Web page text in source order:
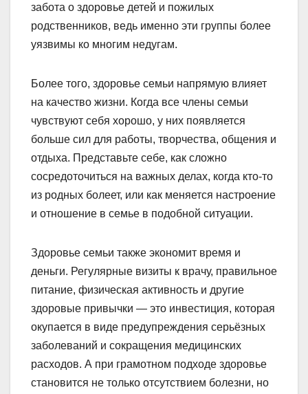
забота о здоровье детей и пожилых
родственников, ведь именно эти группы более
уязвимы ко многим недугам.
Более того, здоровье семьи напрямую влияет
на качество жизни. Когда все члены семьи
чувствуют себя хорошо, у них появляется
больше сил для работы, творчества, общения и
отдыха. Представьте себе, как сложно
сосредоточиться на важных делах, когда кто-то
из родных болеет, или как меняется настроение
и отношение в семье в подобной ситуации.
Здоровье семьи также экономит время и
деньги. Регулярные визиты к врачу, правильное
питание, физическая активность и другие
здоровые привычки — это инвестиция, которая
окупается в виде предупреждения серьёзных
заболеваний и сокращения медицинских
расходов. А при грамотном подходе здоровье
становится не только отсутствием болезни, но